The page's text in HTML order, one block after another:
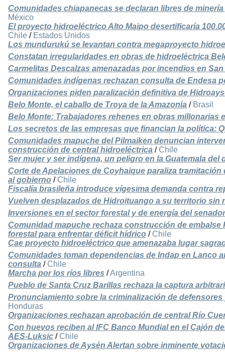
Comunidades chiapanecas se declaran libres de
México
El proyecto hidroeléctrico Alto Maipo desertificaría
Chile / Estados Unidos
Los mundurukú se levantan contra megaproyecto
Constatan irregularidades en obras de hidroeléctrica
Carmelitas Descalzas amenazadas por incendios en
Comunidades indígenas rechazan consulta de Endesa
Organizaciones piden paralización definitiva de
Belo Monte, el caballo de Troya de la Amazonía / Brasil
Belo Monte: Trabajadores rehenes en obras millonarias
Los secretos de las empresas que financian la política:
Comunidades mapuche del Pilmaiken denuncian
construcción de central hidroeléctrica / Chile
Ser mujer y ser indígena, un peligro en la Guatemala del
Corte de Apelaciones de Coyhaique paraliza
al gobierno / Chile
Fiscalía brasileña introduce vígesima demanda contra
Vuelven desplazados de Hidroituango a su territorio sin
Inversiones en el sector forestal y de energía del
Comunidad mapuche rechaza construcción de
forestal para enfrentar déficit hídrico / Chile
Cae proyecto hidroeléctrico que amenazaba lugar
Comunidades toman dependencias de Indap en Lanco
consulta / Chile
Marcha por los ríos libres /Argentina
Pueblo de Santa Cruz Barillas rechaza la captura
Pronunciamiento sobre la criminalización de
Honduras
Organizaciones rechazan aprobación de central Río
Con huevos reciben al IFC Banco Mundial en el Cajón
AES-Luksic / Chile
Organizaciones de Aysén Alertan sobre inminente